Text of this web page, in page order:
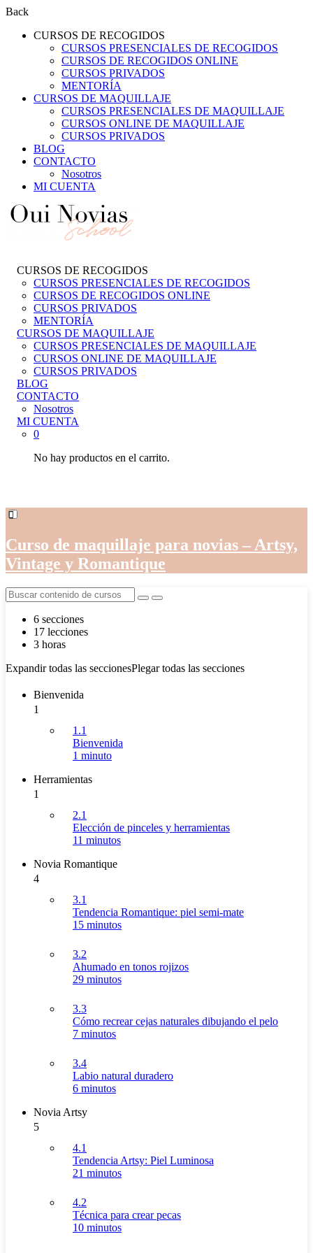
Back
CURSOS DE RECOGIDOS
CURSOS PRESENCIALES DE RECOGIDOS
CURSOS DE RECOGIDOS ONLINE
CURSOS PRIVADOS
MENTORÍA
CURSOS DE MAQUILLAJE
CURSOS PRESENCIALES DE MAQUILLAJE
CURSOS ONLINE DE MAQUILLAJE
CURSOS PRIVADOS
BLOG
CONTACTO
Nosotros
MI CUENTA
CURSOS DE RECOGIDOS
CURSOS PRESENCIALES DE RECOGIDOS
CURSOS DE RECOGIDOS ONLINE
CURSOS PRIVADOS
MENTORÍA
CURSOS DE MAQUILLAJE
CURSOS PRESENCIALES DE MAQUILLAJE
CURSOS ONLINE DE MAQUILLAJE
CURSOS PRIVADOS
BLOG
CONTACTO
Nosotros
MI CUENTA
0
No hay productos en el carrito.
Curso de maquillaje para novias – Artsy,
Vintage y Romantique
6 secciones
17 lecciones
3 horas
Expandir todas las seccionesPlegar todas las secciones
Bienvenida
1
1.1
Bienvenida
1 minuto
Herramientas
1
2.1
Elección de pinceles y herramientas
11 minutos
Novia Romantique
4
3.1
Tendencia Romantique: piel semi-mate
15 minutos
3.2
Ahumado en tonos rojizos
29 minutos
3.3
Cómo recrear cejas naturales dibujando el pelo
7 minutos
3.4
Labio natural duradero
6 minutos
Novia Artsy
5
4.1
Tendencia Artsy: Piel Luminosa
21 minutos
4.2
Técnica para crear pecas
10 minutos